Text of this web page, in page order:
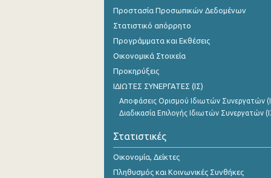
4o Τρίμηνο 2019
2o Τρίμηνο 2019
1o Τρίμηνο 2019
4o Τρίμηνο 2018
2o Τρίμηνο 2018
Προστασία Προσωπικών Δεδομένων
Στατιστικό απόρρητο
Προγράμματα και Εκθέσεις
Οικονομικά Στοιχεία
Προκηρύξεις
ΙΔΙΩΤΕΣ ΣΥΝΕΡΓΑΤΕΣ (ΙΣ)
Αποφάσεις Ορισμού Ιδιωτών Συνεργατών
Διαδικασία Επιλογής Ιδιωτών Συνεργατών
Στατιστικές
Οικονομία, Δείκτες
Πληθυσμός και Κοινωνικές Συνθήκες